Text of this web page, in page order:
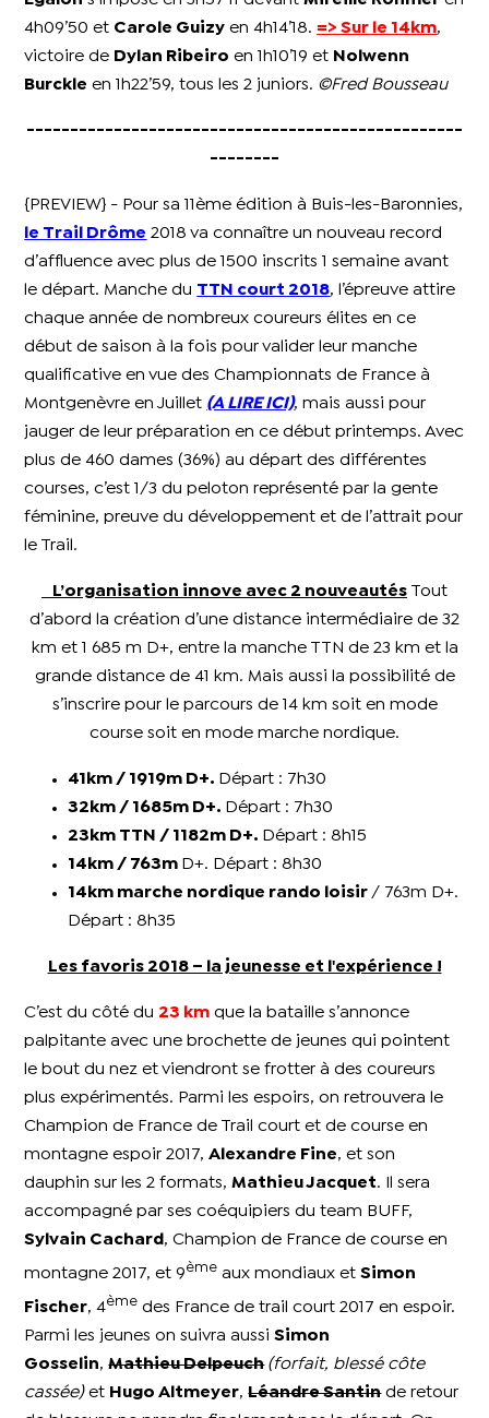
4h09’50 et Carole Guizy en 4h14’18. => Sur le 14km
victoire de Dylan Ribeiro en 1h10’19 et Nolwenn
Burckle en 1h22’59, tous les 2 juniors. ©Fred Bousseau
--------------------------------------------------
--------
{PREVIEW} - Pour sa 11ème édition à Buis-les-Baronnies,
le Trail Drôme 2018 va connaître un nouveau record
d’affluence avec plus de 1500 inscrits 1 semaine avant
le départ. Manche du TTN court 2018 , l’épreuve attire
chaque année de nombreux coureurs élites en ce
début de saison à la fois pour valider leur manche
qualificative en vue des Championnats de France à
Montgenèvre en Juillet (A LIRE ICI), mais aussi pour
jauger de leur préparation en ce début printemps. Avec
plus de 460 dames (36%) au départ des différentes
courses, c’est 1/3 du peloton représenté par la gente
féminine, preuve du développement et de l’attrait pour
le Trail.
L’organisation innove avec 2 nouveautés Tout
d’abord la création d’une distance intermédiaire de 32
km et 1 685 m D+, entre la manche TTN de 23 km et la
grande distance de 41 km. Mais aussi la possibilité de
s’inscrire pour le parcours de 14 km soit en mode
course soit en mode marche nordique.
41km / 1919m D+. Départ : 7h30
32km / 1685m D+. Départ : 7h30
23km TTN / 1182m D+. Départ : 8h15
14km / 763m D+. Départ : 8h30
14km marche nordique rando loisir / 763m D+.
Départ : 8h35
Les favoris 2018 – la jeunesse et l'expérience !
C’est du côté du 23 km que la bataille s’annonce
palpitante avec une brochette de jeunes qui pointent
le bout du nez et viendront se frotter à des coureurs
plus expérimentés.
Parmi les espoirs, on retrouvera le
Champion de France de Trail court et de course en
montagne espoir 2017, Alexandre Fine
, et son
dauphin sur les 2 formats, Mathieu Jacquet
. Il sera
accompagné par ses coéquipiers du team BUFF,
Sylvain Cachard
, Champion de France de course en
montagne 2017, et 9ème aux mondiaux etSimon
Fischer, 4ème des France de trail court 2017 en espoir.
Parmi les jeunes on suivra aussiSimon
Gosselin,Mathieu Delpeuch (forfait, blessé côte
cassée)et Hugo Altmeyer,Léandre Santinde retour